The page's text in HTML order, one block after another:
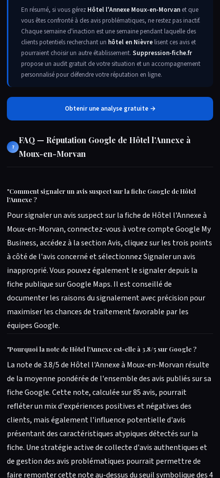
En résumé, si vous gérez Hôtel l'Annexe Moux-en-Morvan et que
vous êtes confronté à des avis problématiques, ne restez pas inactif.
Chaque semaine d'inaction est une semaine pendant laquelle des
clients potentiels recherchant un hôtel en Nièvre lisent ces avis et
pourraient choisir un autre établissement. Suppression-fiche.fr
propose un audit gratuit de votre situation et un accompagnement
personnalisé pour défendre votre réputation en ligne.
Obtenir une analyse gratuite →
7
FAQ — Réputation Google de Hôtel l'Annexe à
Moux-en-Morvan
"Comment signaler un avis suspect sur la fiche Google de Hôtel
l'Annexe ?
Pour signaler un avis suspect sur la fiche de Hôtel l'Annexe à
Moux-en-Morvan, connectez-vous à votre compte Google My
Business, accédez à la section Avis, cliquez sur les trois points
à côté de l'avis concerné et sélectionnez Signaler un avis
inapproprié. Vous pouvez également le signaler depuis la
fiche publique sur Google Maps. Il est conseillé de
documenter les raisons du signalement avec précision pour
maximiser les chances de traitement favorable par les
équipes Google.
"Pourquoi la note de Hôtel l'Annexe est-elle à 3.8/5 sur Google ?
La note de 3.8/5 de Hôtel l'Annexe à Moux-en-Morvan résulte
de la moyenne pondérée de l'ensemble des avis publiés sur sa
fiche Google. Cette note, calculée sur 85 avis, pourrait
refléter un mix d'expériences positives et négatives des
clients, mais également l'influence potentielle d'avis
présentant des caractéristiques atypiques détectés sur la
fiche. Une stratégie active de collecte d'avis authentiques et
de gestion des avis problématiques pourrait permettre de
faire remonter cette note au-dessus du seuil symbolique des 4